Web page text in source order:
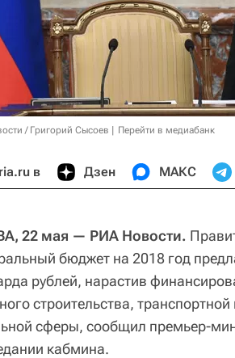
/ Григорий Сысоев Перейти в медиабанк
в Дзен МАКС
22 мая — РИА Новости.
бюджет на 2018 год
рублей, нарастив
строительства,
сферы, сообщил премьер-
кабмина.